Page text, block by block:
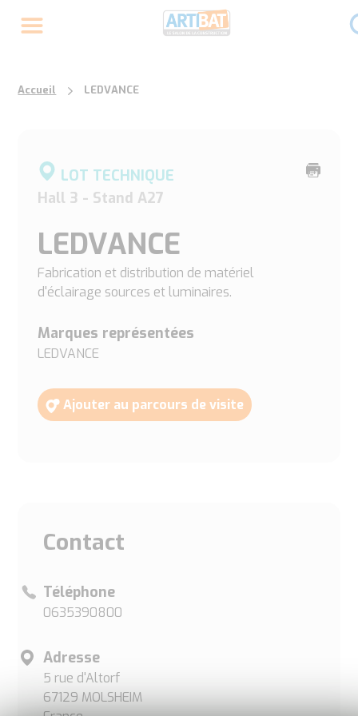
Accueil LEDVANCE
Imprimer
LOT TECHNIQUE
Hall 3 - Stand A27
LEDVANCE
Fabrication et distribution de matériel
d'éclairage sources et luminaires.
Marques représentées
LEDVANCE
Ajouter au parcours de visite
Contact
Téléphone
0635390800
Adresse
5 rue d'Altorf
67129 MOLSHEIM